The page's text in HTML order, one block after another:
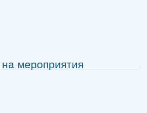
мероприятия